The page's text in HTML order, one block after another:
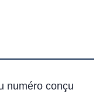
numéro conçu